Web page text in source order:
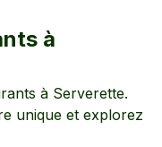
à
à Serverette.
unique et explorez